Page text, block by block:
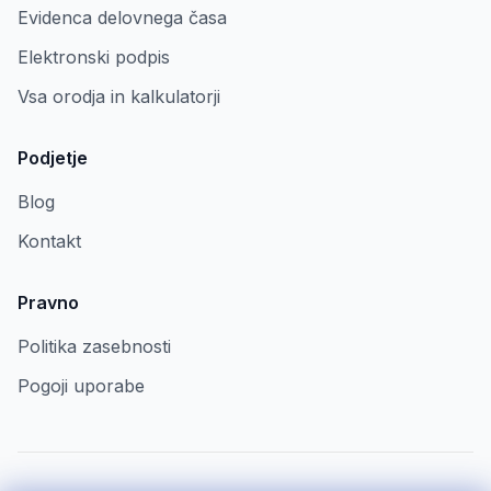
Evidenca delovnega časa
Elektronski podpis
Vsa orodja in kalkulatorji
Podjetje
Blog
Kontakt
Pravno
Politika zasebnosti
Pogoji uporabe